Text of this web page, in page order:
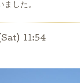
した。
11:54